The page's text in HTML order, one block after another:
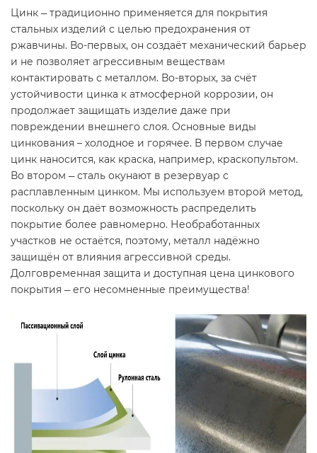
Цинк ― традиционно применяется для покрытия
стальных изделий с целью предохранения от
ржавчины. Во-первых, он создаёт механический барьер
и не позволяет агрессивным веществам
контактировать с металлом. Во-вторых, за счёт
устойчивости цинка к атмосферной коррозии, он
продолжает защищать изделие даже при
повреждении внешнего слоя. Основные виды
цинкования – холодное и горячее. В первом случае
цинк наносится, как краска, например, краскопультом.
Во втором ― сталь окунают в резервуар с
расплавленным цинком. Мы используем второй метод,
поскольку он даёт возможность распределить
покрытие более равномерно. Необработанных
участков не остаётся, поэтому, металл надёжно
защищён от влияния агрессивной среды.
Долговременная защита и доступная цена цинкового
покрытия ― его несомненные преимущества!